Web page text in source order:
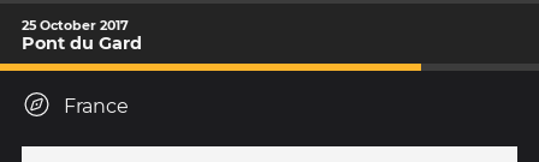
25 October 2017
Pont du Gard
France